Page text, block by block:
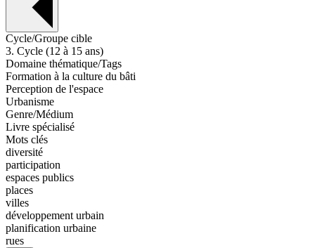
Cycle/Groupe cible
3. Cycle (12 à 15 ans)
Domaine thématique/Tags
Formation à la culture du bâti
Perception de l'espace
Urbanisme
Genre/Médium
Livre spécialisé
Mots clés
diversité
participation
espaces publics
places
villes
développement urbain
planification urbaine
rues